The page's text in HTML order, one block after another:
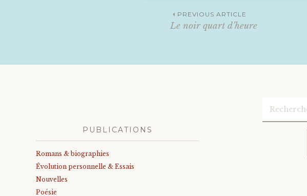
Navigation
PREVIOUS ARTICLE
Le noir quart d’heure
PUBLICATIONS
Romans & biographies
Évolution personnelle & Essais
Nouvelles
Poésie
Rechercher :